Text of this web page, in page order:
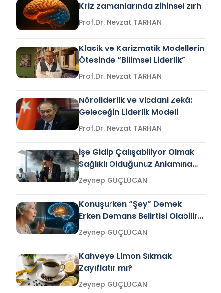
Kriz zamanlarında zihinsel zırh
Prof.Dr. Nevzat TARHAN
Klasik ve Karizmatik Modellerin
Ötesinde “Bilimsel Liderlik”
Prof.Dr. Nevzat TARHAN
Nöroliderlik ve Vicdani Zekâ:
Geleceğin Liderlik Modeli
Prof.Dr. Nevzat TARHAN
İşe Gidip Çalışabiliyor Olmak
Sağlıklı Olduğunuz Anlamına
Gelir mi?Zeynep GÜÇLÜCAN
Konuşurken “Şey” Demek
Erken Demans Belirtisi Olabilir
mi?
Zeynep GÜÇLÜCAN
Kahveye Limon Sıkmak
Zayıflatır mı?
Zeynep GÜÇLÜCAN